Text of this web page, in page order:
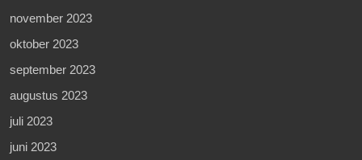
november 2023
oktober 2023
september 2023
augustus 2023
juli 2023
juni 2023